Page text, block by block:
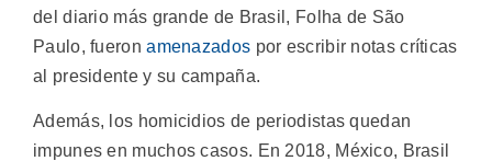
del diario más grande de Brasil, Folha de São
Paulo, fueronamenazados por escribir notas críticas
al presidente y su campaña.
Además, los homicidios de periodistas quedan
impunes en muchos casos. En 2018, México, Brasil